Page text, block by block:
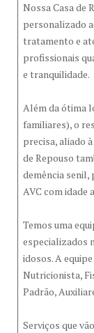
Nossa Casa de
personalizado
tratamento e
profissionais
e tranquilidade.
Além da ótima
familiares), o
precisa, aliado
de Repouso
demência
AVC com idade
Temos uma
especializados
idosos. A
Nutricionista,
Padrão,
Serviços que